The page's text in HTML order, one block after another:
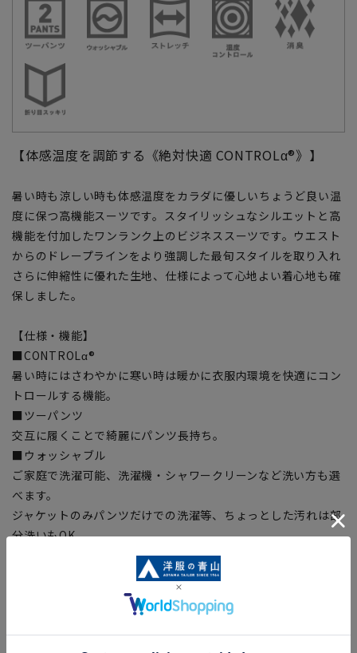
【体感温度を調節する《絶対快適 CONTROLα®》】
暑い時も涼しい時も体感温度をカラダに優しいちょうど良い温
度に保つ高機能スーツです。スタイリッシュなシルエットと高
機能を付加したワンランク上のビジネススーツです。ウエスト
からのドレープラインをより強調した最旬スタイルを取り入れ
さらに伸縮性に優れた生地、仕様によって心地よい着心地も確
保しました。
【仕様・機能】
■CONTROLα®
暑い時にはさわやかに寒い時は暖かに衣服内環境を快適にコン
トロールする機能。
■ツーパンツ
交互に履くことで綺麗にパンツ長持ち。
■ウォッシャブル
ご家庭で洗濯可能、洗濯機・シャワークリーンなど洗い方も選
べます。
ジャケットのみパンツだけでの洗濯等、ちょっとした汚れは部
分洗いもOK。
身体の動きを妨げない快適な伸縮性で快適な着心地をサポー
生地特性でプリーツラインが取れにくい、綺麗なラインをキー